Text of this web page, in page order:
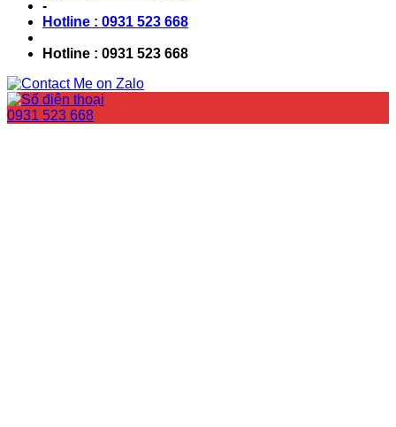
-
Hotline : 0931 523 668
Hotline : 0931 523 668
0931 523 668